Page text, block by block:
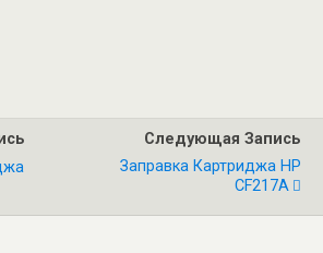
Следующая Запись
Заправка Картриджа HP
CF217A